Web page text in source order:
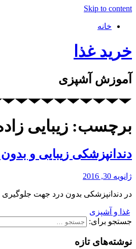
Skip to content
خانه
خرید غذا
آموزش آشپزی
برچسب: زیبایی
دندانپزشکی زیبایی و
ژانویه 30, 2016
در دندانپزشکی بدون درد جهت
غذا و آشپزی
جستجو برای:
نوشته‌های تازه